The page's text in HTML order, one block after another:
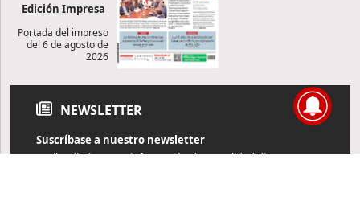
Edición Impresa
Portada del impreso
del 6 de agosto de
2026
NEWSLETTER
Suscríbase a nuestro newsletter
Reciba diariamente información de actualidad directamente en